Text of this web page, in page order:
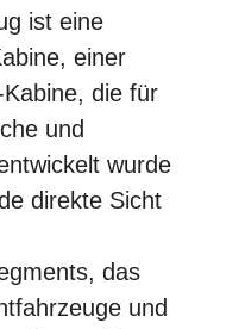
ist eine
einer
die für
und
wurde
direkte Sicht
das
und